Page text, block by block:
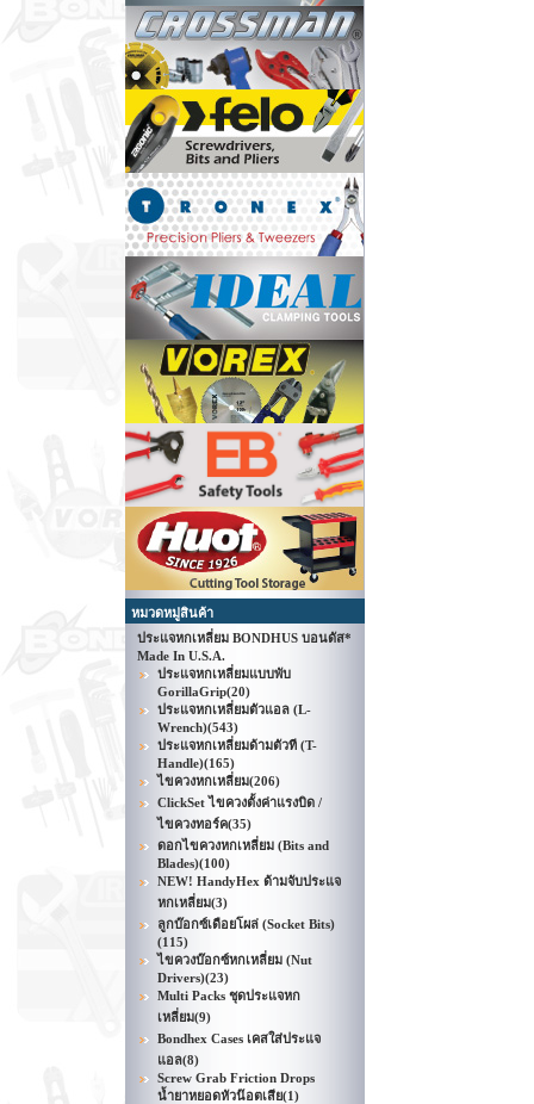
หมวดหมู่สินค้า
ประแจหกเหลี่ยม BONDHUS บอนดัส*
Made In U.S.A.
ประแจหกเหลี่ยมแบบพับ
GorillaGrip(20)
ประแจหกเหลี่ยมตัวแอล (L-
Wrench)(543)
ประแจหกเหลี่ยมด้ามตัวที (T-
Handle)(165)
ไขควงหกเหลี่ยม(206)
ClickSet ไขควงตั้งค่าแรงบิด /
ไขควงทอร์ค(35)
ดอกไขควงหกเหลี่ยม (Bits and
Blades)(100)
NEW! HandyHex ด้ามจับประแจ
หกเหลี่ยม(3)
ลูกบ๊อกซ์เดือยโผล่ (Socket Bits)
(115)
ไขควงบ๊อกซ์หกเหลี่ยม (Nut
Drivers)(23)
Multi Packs ชุดประแจหก
เหลี่ยม(9)
Bondhex Cases เคสใส่ประแจ
แอล(8)
Screw Grab Friction Drops
น้ำยาหยอดหัวน๊อตเสีย(1)